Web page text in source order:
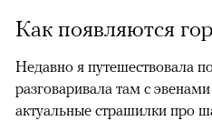
Как появляются
Недавно я путешествовала
разговаривала там с
актуальные страшилки про